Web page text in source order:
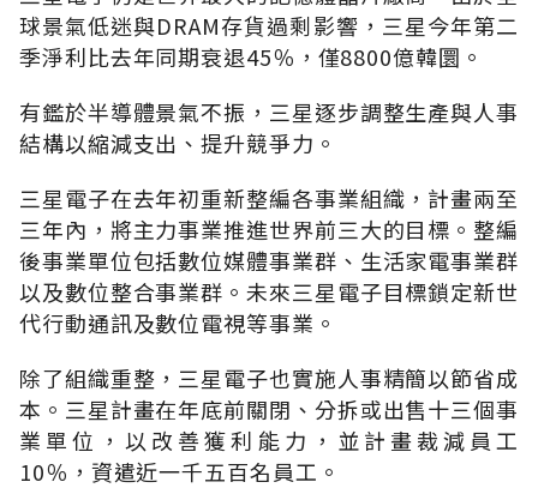
球景氣低迷與DRAM存貨過剩影響，三星今年第二
季淨利比去年同期衰退45％，僅8800億韓圜。
有鑑於半導體景氣不振，三星逐步調整生產與人事
結構以縮減支出、提升競爭力。
三星電子在去年初重新整編各事業組織，計畫兩至
三年內，將主力事業推進世界前三大的目標。整編
後事業單位包括數位媒體事業群、生活家電事業群
以及數位整合事業群。未來三星電子目標鎖定新世
代行動通訊及數位電視等事業。
除了組織重整，三星電子也實施人事精簡以節省成
本。三星計畫在年底前關閉、分拆或出售十三個事
業單位，以改善獲利能力，並計畫裁減員工
10％，資遣近一千五百名員工。